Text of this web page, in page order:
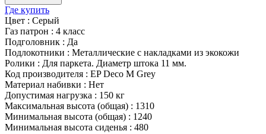
Где купить
Цвет : Серый
Газ патрон : 4 класс
Подголовник : Да
Подлокотники : Металлические с накладками из экокожи
Ролики : Для паркета. Диаметр штока 11 мм.
Код производителя : EP Deco M Grey
Материал набивки : Нет
Допустимая нагрузка : 150 кг
Максимальная высота (общая) : 1310
Минимальная высота (общая) : 1240
Минимальная высота сиденья : 480